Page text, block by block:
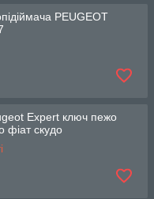
PEUGEOT
Expert ключ пежо
фіат скудо